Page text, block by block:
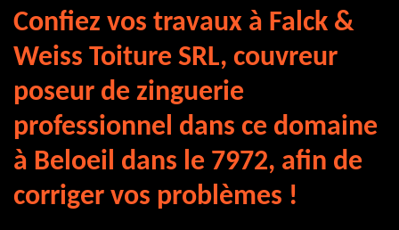
Confiez vos travaux à Falck &
Weiss Toiture SRL, couvreur
poseur de zinguerie
professionnel dans ce domaine
à Beloeil dans le 7972, afin de
corriger vos problèmes !